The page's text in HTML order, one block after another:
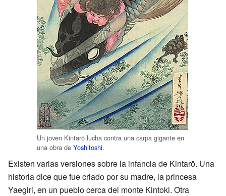
Un joven Kintarō lucha contra una carpa gigante en
una obra de Yoshitoshi.
Existen varias versiones sobre la infancia de Kintarō. Una
historia dice que fue criado por su madre, la princesa
Yaegiri, en un pueblo cerca del monte Kintoki. Otra